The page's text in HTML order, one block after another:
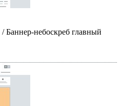
/ Баннер-небоскреб главный